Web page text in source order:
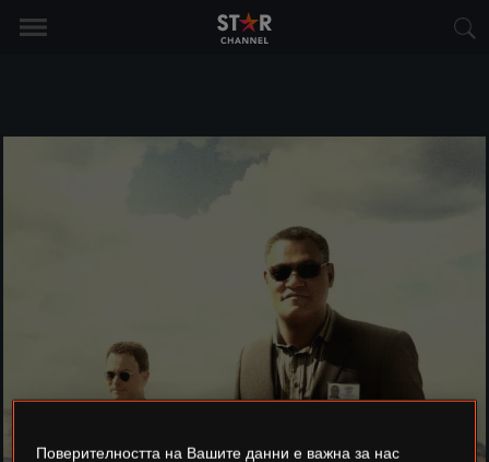
Поверителността на Вашите данни е важна за нас